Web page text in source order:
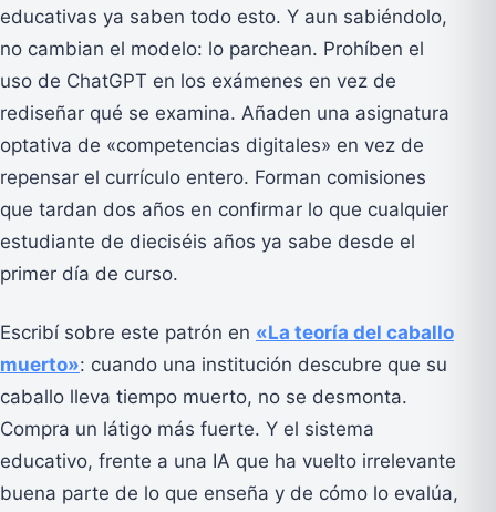
educativas ya saben todo esto. Y aun sabiéndolo,
no cambian el modelo: lo parchean. Prohíben el
uso de ChatGPT en los exámenes en vez de
rediseñar qué se examina. Añaden una asignatura
optativa de «competencias digitales» en vez de
repensar el currículo entero. Forman comisiones
que tardan dos años en confirmar lo que cualquier
estudiante de dieciséis años ya sabe desde el
primer día de curso.
Escribí sobre este patrón en «La teoría del caballo
muerto»: cuando una institución descubre que su
caballo lleva tiempo muerto, no se desmonta.
Compra un látigo más fuerte. Y el sistema
educativo, frente a una IA que ha vuelto irrelevante
buena parte de lo que enseña y de cómo lo evalúa,